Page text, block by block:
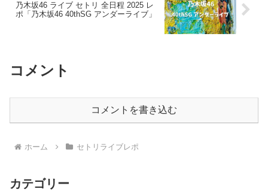
乃木坂46 ライブ セトリ 全日程 2025 レ
ポ「乃木坂46 40thSG アンダーライブ」
コメント
コメントを書き込む
ホーム セトリライブレポ
カテゴリー